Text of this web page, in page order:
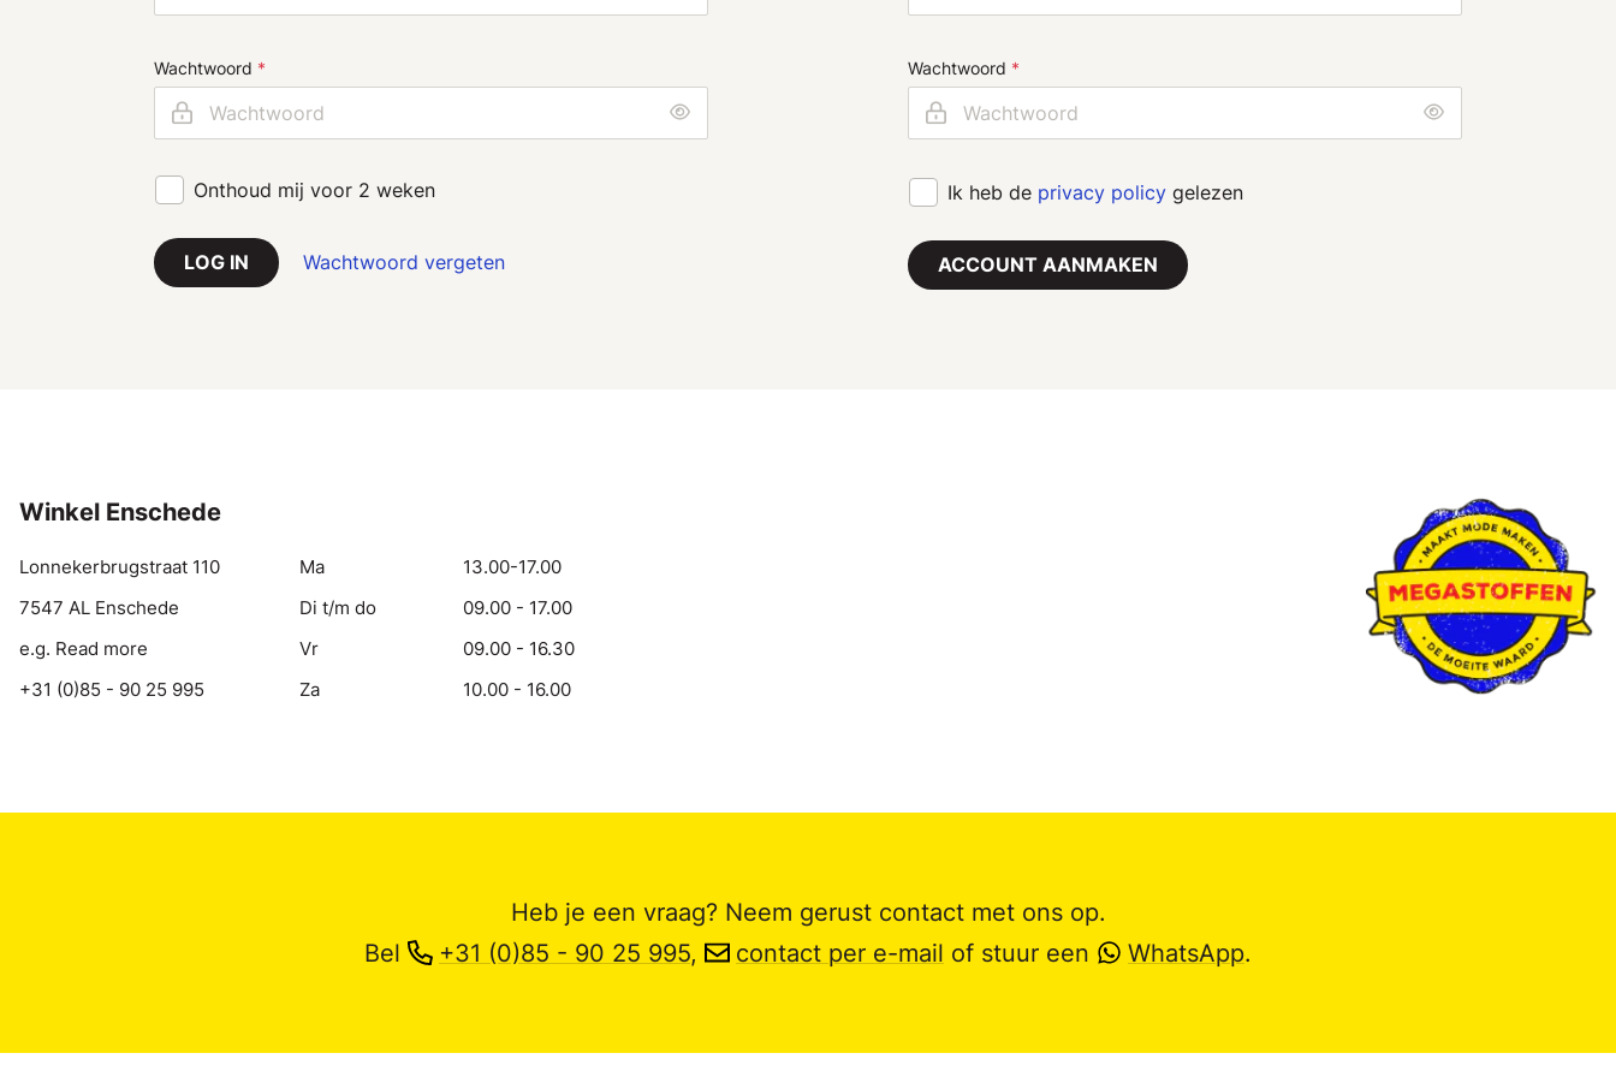
Wachtwoord
Onthoud mij voor 2 weken
LOG IN Wachtwoord vergeten
Wachtwoord
Ik heb de privacy policy gelezen
ACCOUNT AANMAKEN
Winkel Enschede
Lonnekerbrugstraat 110
7547 AL Enschede
e.g. Read more
+31 (0)85 - 90 25 995
Ma
13.00-17.00
Di t/m do
09.00 - 17.00
Vr
09.00 - 16.30
Za
10.00 - 16.00
Heb je een vraag? Neem gerust contact met ons op.
Bel
+31 (0)85 - 90 25 995, contact per e-mail of stuur een WhatsApp.